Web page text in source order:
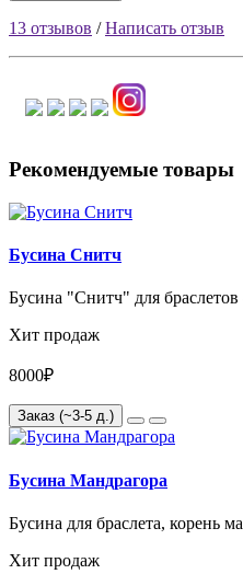
13 отзывов /Написать отзыв
Рекомендуемые товары
Бусина Снитч
Бусина "Снитч" для браслетов
Хит продаж
8000₽
Заказ (~3-5 д.)
Бусина Мандрагора
Бусина для браслета, корень
Хит продаж